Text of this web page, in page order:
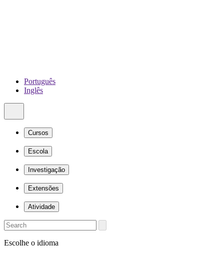
Português
Inglês
Cursos
Escola
Investigação
Extensões
Atividade
Escolhe o idioma